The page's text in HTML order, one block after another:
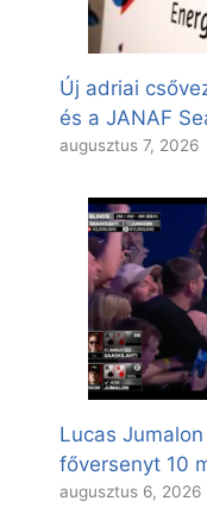
Új adriai
és a JANAF
augusztus 7, 2026
Lucas
főversenyt 10
augusztus 6, 2026